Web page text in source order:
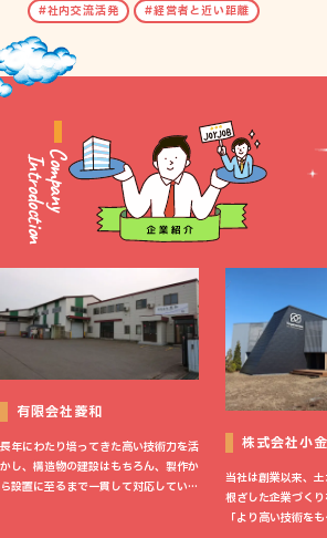
社内交流活発
経営者と近い距離
Company
Introdoction
有限会社菱和
長年にわたり培ってきた高い技術力を活
かし、構造物の建設はもちろん、製作か
ら設置に至るまで一貫して対応していま
株式会社小
当社は創業以来、
根ざした企業づくり
「より高い技術を